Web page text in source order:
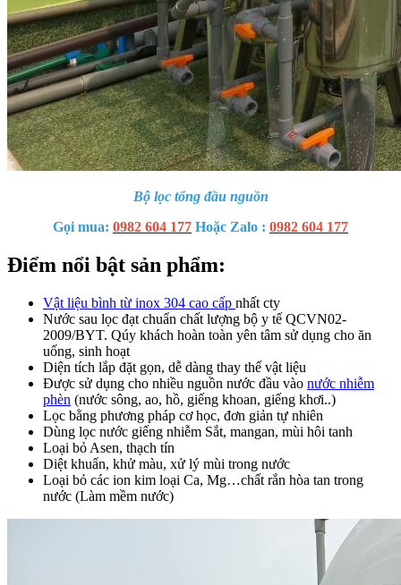
Bộ lọc tổng đầu nguồn
Gọi mua: 0982 604 177 Hoặc Zalo : 0982 604 177
Điểm nổi bật sản phẩm:
Vật liệu bình từ inox 304 cao cấp nhất cty
Nước sau lọc đạt chuẩn chất lượng bộ y tế QCVN02-
2009/BYT. Qúy khách hoàn toàn yên tâm sử dụng cho ăn
uống, sinh hoạt
Diện tích lắp đặt gọn, dễ dàng thay thế vật liệu
Được sử dụng cho nhiều nguồn nước đầu vào nước nhiễm
phèn (nước sông, ao, hồ, giếng khoan, giếng khơi..)
Lọc bằng phương pháp cơ học, đơn giản tự nhiên
Dùng lọc nước giếng nhiễm Sắt, mangan, mùi hôi tanh
Loại bỏ Asen, thạch tín
Diệt khuẩn, khử màu, xử lý mùi trong nước
Loại bỏ các ion kim loại Ca, Mg…chất rắn hòa tan trong
nước (Làm mềm nước)